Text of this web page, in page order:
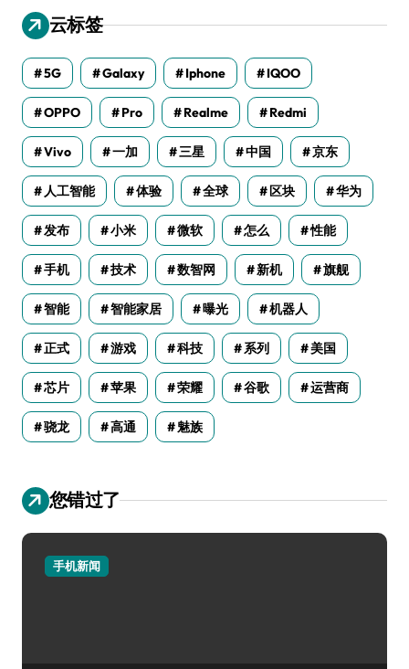
云标签
5G Galaxy Iphone IQOO
OPPO Pro Realme Redmi
Vivo 一加 三星 中国 京东
人工智能 体验 全球 区块 华为
发布 小米 微软 怎么 性能
手机 技术 数智网 新机 旗舰
智能 智能家居 曝光 机器人
正式 游戏 科技 系列 美国
芯片 苹果 荣耀 谷歌 运营商
骁龙 高通 魅族
您错过了
手机新闻